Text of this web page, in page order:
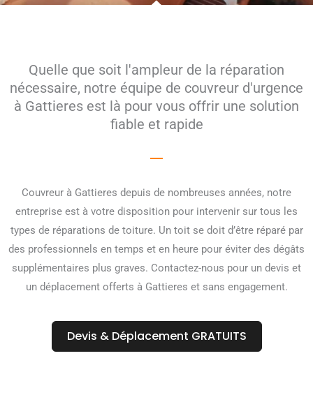
Quelle que soit l'ampleur de la réparation
nécessaire, notre équipe de couvreur d'urgence
à Gattieres est là pour vous offrir une solution
fiable et rapide
Couvreur à Gattieres depuis de nombreuses années, notre
entreprise est à votre disposition pour intervenir sur tous les
types de réparations de toiture. Un toit se doit d’être réparé par
des professionnels en temps et en heure pour éviter des dégâts
supplémentaires plus graves. Contactez-nous pour un devis et
un déplacement offerts à Gattieres et sans engagement.
Devis & Déplacement GRATUITS